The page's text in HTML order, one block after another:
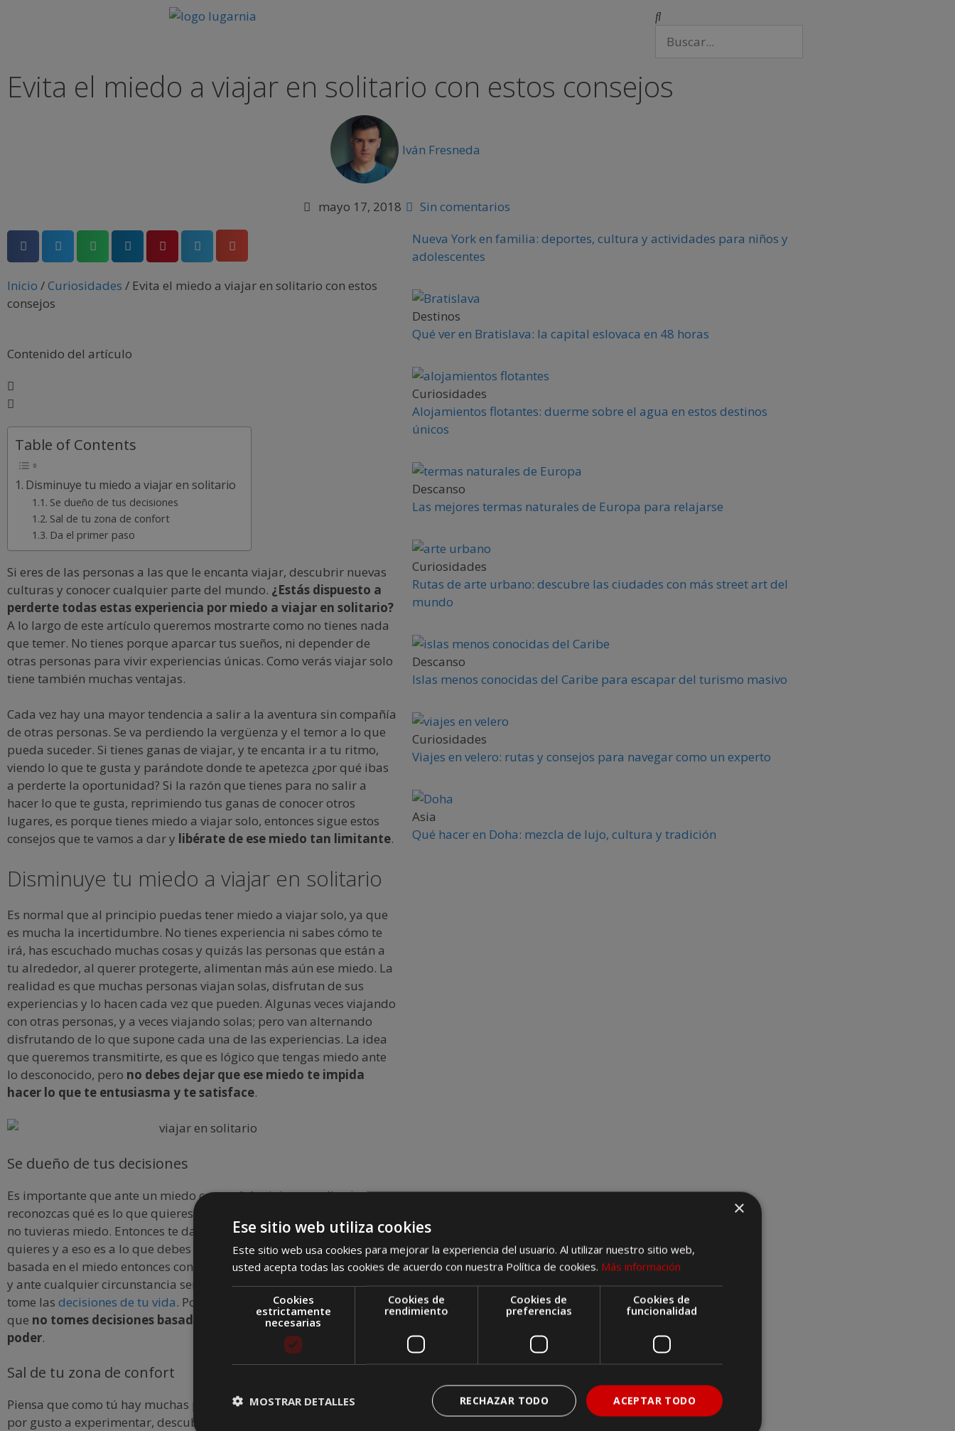
Evita el miedo a viajar en solitario con estos consejos
Iván Fresneda
mayo 17, 2018 Sin comentarios
Inicio /Curiosidades / Evita el miedo a viajar en solitario con estos
consejos
Contenido del artículo
Table of Contents
Disminuye tu miedo a viajar en solitario
Se dueño de tus decisiones
Sal de tu zona de confort
Da el primer paso
Si eres de las personas a las que le encanta viajar, descubrir nuevas
culturas y conocer cualquier parte del mundo. ¿Estás dispuesto a
perderte todas estas experiencia por miedo a viajar en solitario?
A lo largo de este artículo queremos mostrarte como no tienes nada
que temer. No tienes porque aparcar tus sueños, ni depender de
otras personas para vivir experiencias únicas. Como verás viajar solo
tiene también muchas ventajas.
Cada vez hay una mayor tendencia a salir a la aventura sin compañía
de otras personas. Se va perdiendo la vergüenza y el temor a lo que
pueda suceder. Si tienes ganas de viajar, y te encanta ir a tu ritmo,
viendo lo que te gusta y parándote donde te apetezca ¿por qué ibas
a perderte la oportunidad? Si la razón que tienes para no salir a
hacer lo que te gusta, reprimiendo tus ganas de conocer otros
lugares, es porque tienes miedo a viajar solo, entonces sigue estos
consejos que te vamos a dar y libérate de ese miedo tan limitante.
Disminuye tu miedo a viajar en solitario
Es normal que al principio puedas tener miedo a viajar solo, ya que
es mucha la incertidumbre. No tienes experiencia ni sabes cómo te
irá, has escuchado muchas cosas y quizás las personas que están a
tu alrededor, al querer protegerte, alimentan más aún ese miedo. La
realidad es que muchas personas viajan solas, disfrutan de sus
experiencias y lo hacen cada vez que pueden. Algunas veces viajando
con otras personas, y a veces viajando solas; pero van alternando
disfrutando de lo que supone cada una de las experiencias. La idea
que queremos transmitirte, es que es lógico que tengas miedo ante
lo desconocido, pero no debes dejar que ese miedo te impida
hacer lo que te entusiasma y te satisface.
Se dueño de tus decisiones
Es importante que ante un miedo como el de viajar en solitario,
reconozcas qué es lo que quieres hacer y qué es lo que te gustaría si
no tuvieras miedo. Entonces te darás cuenta de lo que tú realmente
quieres y a eso es a lo que debes de atender. Si tu decisión está
basada en el miedo entonces conseguirás hacer más fuerte al miedo,
y ante cualquier circunstancia será esa sensación la que te controle y
tome las decisiones de tu vida. Por eso te recomendamos, ante todo,
que no tomes decisiones basadas en el miedo, no le des ese
poder.
Sal de tu zona de confort
Piensa que como tú hay muchas personas que deciden viajar solas,
por gusto a experimentar, descubrir nuevas sensaciones y retos. Si
Nueva York en familia: deportes, cultura y actividades para niños y
adolescentes
Destinos
Qué ver en Bratislava: la capital eslovaca en 48 horas
Curiosidades
Alojamientos flotantes: duerme sobre el agua en estos destinos
únicos
Descanso
Las mejores termas naturales de Europa para relajarse
Curiosidades
Rutas de arte urbano: descubre las ciudades con más street art del
mundo
Descanso
Islas menos conocidas del Caribe para escapar del turismo masivo
Curiosidades
Viajes en velero: rutas y consejos para navegar como un experto
Asia
Qué hacer en Doha: mezcla de lujo, cultura y tradición
×
Ese sitio web utiliza cookies
Este sitio web usa cookies para mejorar la experiencia del usuario. Al utilizar nuestro sitio web,
usted acepta todas las cookies de acuerdo con nuestra Política de cookies. Más información
Cookies
estrictamente
necesarias
Cookies de
rendimiento
Cookies de
preferencias
Cookies de
funcionalidad
ACEPTAR TODO
RECHAZAR TODO
MOSTRAR DETALLES